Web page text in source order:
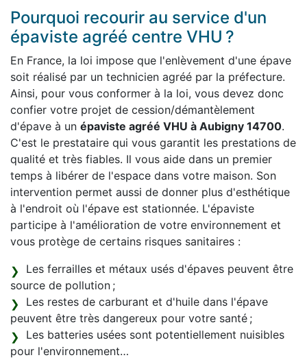
Pourquoi recourir au service d'un
épaviste agréé centre VHU ?
En France, la loi impose que l'enlèvement d'une épave
soit réalisé par un technicien agréé par la préfecture.
Ainsi, pour vous conformer à la loi, vous devez donc
confier votre projet de cession/démantèlement
d'épave à un épaviste agréé VHU à Aubigny 14700.
C'est le prestataire qui vous garantit les prestations de
qualité et très fiables. Il vous aide dans un premier
temps à libérer de l'espace dans votre maison. Son
intervention permet aussi de donner plus d'esthétique
à l'endroit où l'épave est stationnée. L'épaviste
participe à l'amélioration de votre environnement et
vous protège de certains risques sanitaires :
Les ferrailles et métaux usés d'épaves peuvent être
source de pollution ;
Les restes de carburant et d'huile dans l'épave
peuvent être très dangereux pour votre santé ;
Les batteries usées sont potentiellement nuisibles
pour l'environnement…